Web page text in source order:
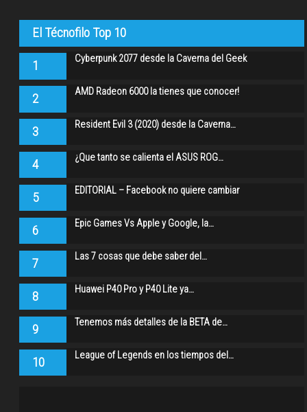
El Técnofilo Top 10
1 Cyberpunk 2077 desde la Caverna del Geek
2 AMD Radeon 6000 la tienes que conocer!
3 Resident Evil 3 (2020) desde la Caverna…
4 ¿Que tanto se calienta el ASUS ROG…
5 EDITORIAL – Facebook no quiere cambiar
6 Epic Games Vs Apple y Google, la…
7 Las 7 cosas que debe saber del…
8 Huawei P40 Pro y P40 Lite ya…
9 Tenemos más detalles de la BETA de…
10 League of Legends en los tiempos del…